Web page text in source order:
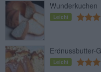
Wunderkuchen
Leicht
Erdnussbutter-
Leicht